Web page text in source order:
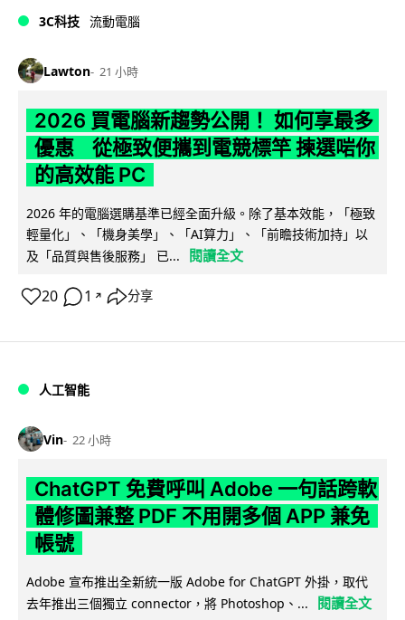
3C科技 流動電腦
Lawton 21 小時
2026 買電腦新趨勢公開！ 如何享最多
優惠 從極致便攜到電競標竿 揀選啱你
的高效能 PC
2026 年的電腦選購基準已經全面升級。除了基本效能，「極致
輕量化」、「機身美學」、「AI算力」、「前瞻技術加持」以
及「品質與售後服務」 已...
閱讀全文
20 1 ↗ 分享
人工智能
Vin 22 小時
ChatGPT 免費呼叫 Adobe 一句話跨軟
體修圖兼整 PDF 不用開多個 APP 兼免
帳號
Adobe 宣布推出全新統一版 Adobe for ChatGPT 外掛，取代
去年推出三個獨立 connector，將 Photoshop、...
閱讀全文